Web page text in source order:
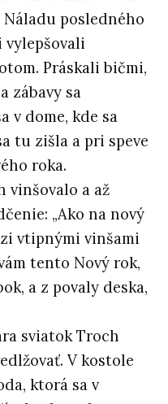
posledného
Práskali bičmi,
zábavy sa
v dome, kde sa
tu zišla a pri speve
roka.
vinšovalo a až
„Ako na nový
vtipnými vinšami
tento Nový rok,
a z povaly deska,
sviatok Troch
V kostole
ktorá sa v